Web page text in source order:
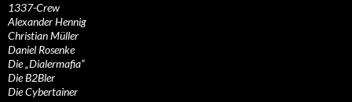
1337-Crew
Alexander Hennig
Christian Müller
Daniel Rosenke
Die „Dialermafia“
Die B2Bler
Die Cybertainer